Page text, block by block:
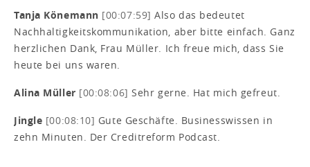
Tanja Könemann [00:07:59]Also das bedeutet
Nachhaltigkeitskommunikation, aber bitte einfach. Ganz
herzlichen Dank, Frau Müller. Ich freue mich, dass Sie
heute bei uns waren.
Alina Müller [00:08:06]Sehr gerne. Hat mich gefreut.
Jingle [00:08:10] Gute Geschäfte. Businesswissen in
zehn Minuten. Der Creditreform Podcast.